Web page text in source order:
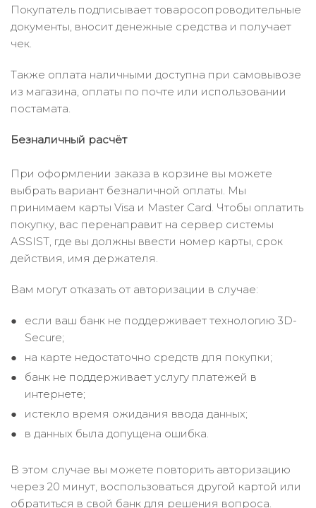
Покупатель подписывает товаросопроводительные
документы, вносит денежные средства и получает
чек.
Также оплата наличными доступна при самовывозе
из магазина, оплаты по почте или использовании
постамата.
Безналичный расчёт
При оформлении заказа в корзине вы можете
выбрать вариант безналичной оплаты. Мы
принимаем карты Visa и Master Card. Чтобы оплатить
покупку, вас перенаправит на сервер системы
ASSIST, где вы должны ввести номер карты, срок
действия, имя держателя.
Вам могут отказать от авторизации в случае:
если ваш банк не поддерживает технологию 3D-
Secure;
на карте недостаточно средств для покупки;
банк не поддерживает услугу платежей в
интернете;
истекло время ожидания ввода данных;
в данных была допущена ошибка.
В этом случае вы можете повторить авторизацию
через 20 минут, воспользоваться другой картой или
обратиться в свой банк для решения вопроса.